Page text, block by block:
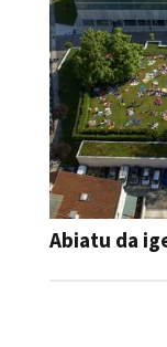
Abiatu da